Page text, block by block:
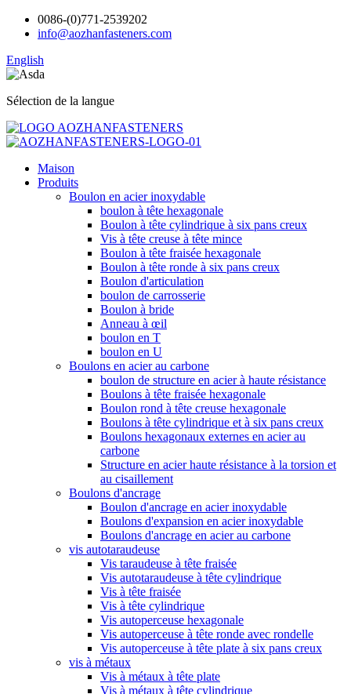
0086-(0)771-2539202
info@aozhanfasteners.com
English
Sélection de la langue
Maison
Produits
Boulon en acier inoxydable
boulon à tête hexagonale
Boulon à tête cylindrique à six pans creux
Vis à tête creuse à tête mince
Boulon à tête fraisée hexagonale
Boulon à tête ronde à six pans creux
Boulon d'articulation
boulon de carrosserie
Boulon à bride
Anneau à œil
boulon en T
boulon en U
Boulons en acier au carbone
boulon de structure en acier à haute résistance
Boulons à tête fraisée hexagonale
Boulon rond à tête creuse hexagonale
Boulons à tête cylindrique et à six pans creux
Boulons hexagonaux externes en acier au
carbone
Structure en acier haute résistance à la torsion et
au cisaillement
Boulons d'ancrage
Boulon d'ancrage en acier inoxydable
Boulons d'expansion en acier inoxydable
Boulons d'ancrage en acier au carbone
vis autotaraudeuse
Vis taraudeuse à tête fraisée
Vis autotaraudeuse à tête cylindrique
Vis à tête fraisée
Vis à tête cylindrique
Vis autoperceuse hexagonale
Vis autoperceuse à tête ronde avec rondelle
Vis autoperceuse à tête plate à six pans creux
vis à métaux
Vis à métaux à tête plate
Vis à métaux à tête cylindrique